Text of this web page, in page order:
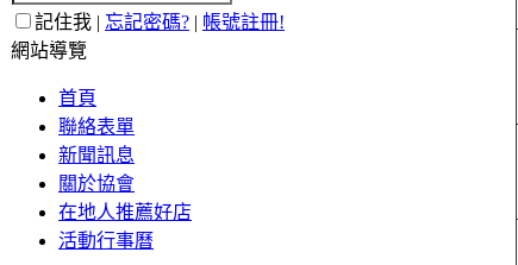
記住我 | 忘記密碼? | 帳號註冊!
網站導覽
首頁
聯絡表單
新聞訊息
關於協會
在地人推薦好店
活動行事曆